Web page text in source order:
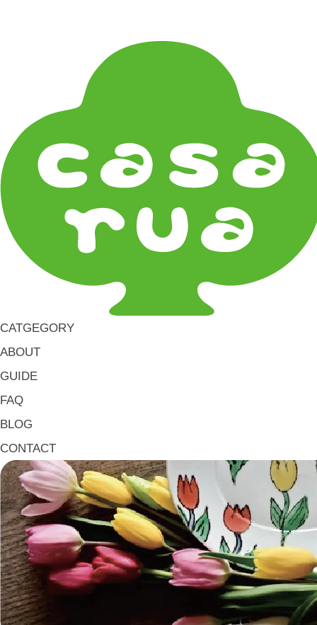
CATGEGORY
ABOUT
GUIDE
FAQ
BLOG
CONTACT
《作家・工芸》Crafts
陶芸 Ceramics
村田菜穂美 Nahomi Murata
mumca
たくまポタリー Takuma Pottery
吉岡将弐 Syoji Yoshioka
北陶 Hokuto
《器タイプ》Tableware Type
碗・椀・丼 Bowls
大皿 Big Plate
マグ & カップ Mugs & Cups
箸置き Chopstick Rests
箸・カトラリー Chop Sticks & Cutlery
トレイ Trays
ポット Pots
ピッチャー Jugs